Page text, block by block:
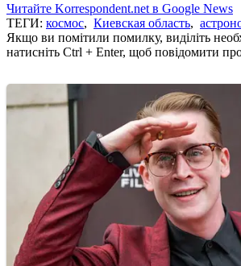
Читайте Korrespondent.net в Google News
ТЕГИ: космос, Киевская область,
Якщо ви помітили помилку, виділіть
натисніть Ctrl + Enter, щоб повідомити